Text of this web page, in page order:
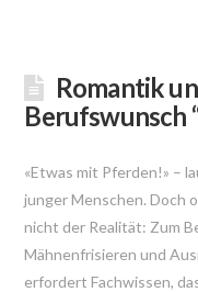
Romantik
Berufswunsch
«Etwas mit Pferden!» –
junger Menschen. Doch
nicht der Realität: Zum
Mähnenfrisieren und
erfordert Fachwissen,